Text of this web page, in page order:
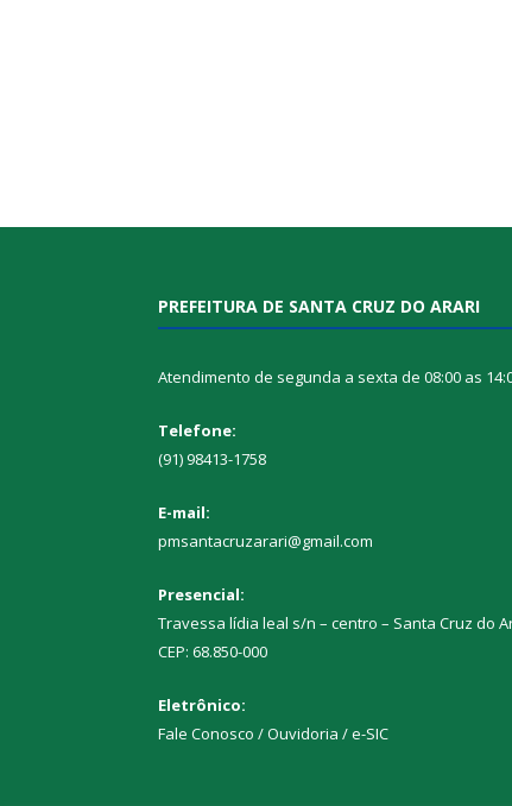
PREFEITURA DE SANTA CRUZ DO ARARI
Atendimento de segunda a sexta de 08:00 as
Telefone:
(91) 98413-1758
E-mail:
pmsantacruzarari@gmail.com
Presencial:
Travessa lídia leal s/n – centro – Santa Cruz do
CEP: 68.850-000
Eletrônico:
Fale Conosco / Ouvidoria / e-SIC